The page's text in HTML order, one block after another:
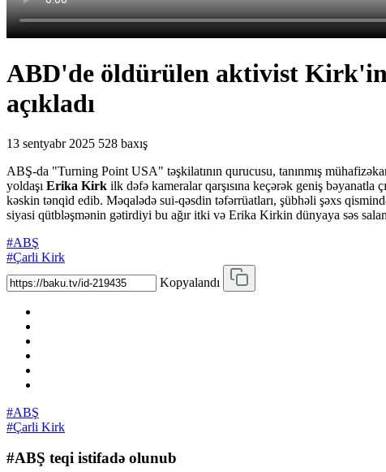
ABD'de öldürülen aktivist Kirk'in
açıkladı
13 sentyabr 2025 528 baxış
ABŞ-da "Turning Point USA" təşkilatının qurucusu, tanınmış
yoldaşı Erika Kirk ilk dəfə kameralar qarşısına keçərək geniş bəyanatla
kəskin tənqid edib. Məqalədə sui-qəsdin təfərrüatları, şübhəli şəxs
siyasi qütbləşmənin gətirdiyi bu ağır itki və Erika Kirkin dünyaya səs
#ABŞ
#Çarli Kirk
Kopyalandı
#ABŞ
#Çarli Kirk
#ABŞ teqi istifadə olunub